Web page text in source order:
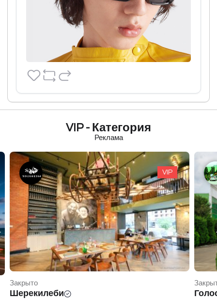
VIP - Категория
Реклама
VIP
Закрыто
Шерекилеби